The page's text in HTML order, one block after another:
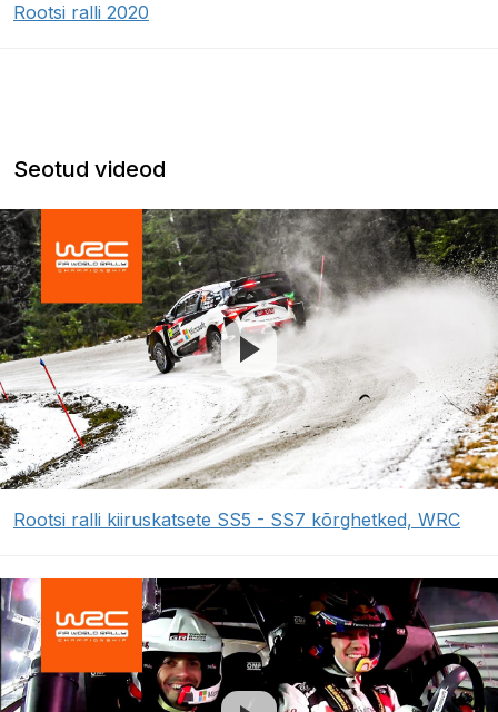
Rootsi ralli 2020
Seotud videod
Rootsi ralli kiiruskatsete SS5 - SS7 kõrghetked, WRC